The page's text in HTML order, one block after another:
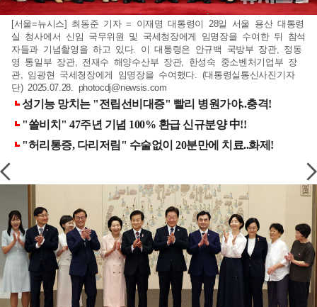
[서울=뉴시스] 최동준 기자 = 이재명 대통령이 28일 서울 용산 대통령
실 청사에서 신임 국무위원 및 국세청장에게 임명장을 수여한 뒤 참석
자들과 기념촬영을 하고 있다. 이 대통령은 안규백 국방부 장관, 정동
영 통일부 장관, 전재수 해양수산부 장관, 한성숙 중소벤처기업부 장
관, 임광현 국세청장에게 임명장을 수여했다. (대통령실통신사진기자
단) 2025.07.28. photocdj@newsis.com